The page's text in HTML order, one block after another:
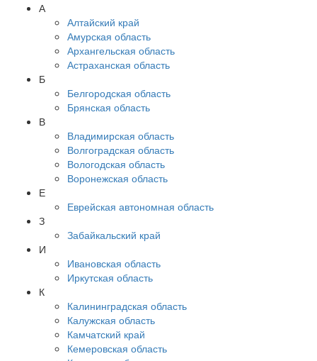
А
Алтайский край
Амурская область
Архангельская область
Астраханская область
Б
Белгородская область
Брянская область
В
Владимирская область
Волгоградская область
Вологодская область
Воронежская область
Е
Еврейская автономная область
З
Забайкальский край
И
Ивановская область
Иркутская область
К
Калининградская область
Калужская область
Камчатский край
Кемеровская область